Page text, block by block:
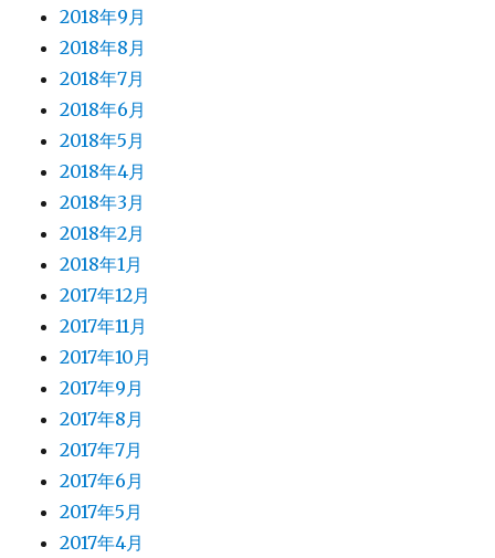
2018年9月
2018年8月
2018年7月
2018年6月
2018年5月
2018年4月
2018年3月
2018年2月
2018年1月
2017年12月
2017年11月
2017年10月
2017年9月
2017年8月
2017年7月
2017年6月
2017年5月
2017年4月